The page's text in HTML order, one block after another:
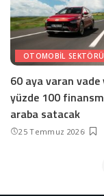
OTOMOBIL SEKTÖRÜ
60 aya varan vade
yüzde 100
araba satacak
25 Temmuz 2026